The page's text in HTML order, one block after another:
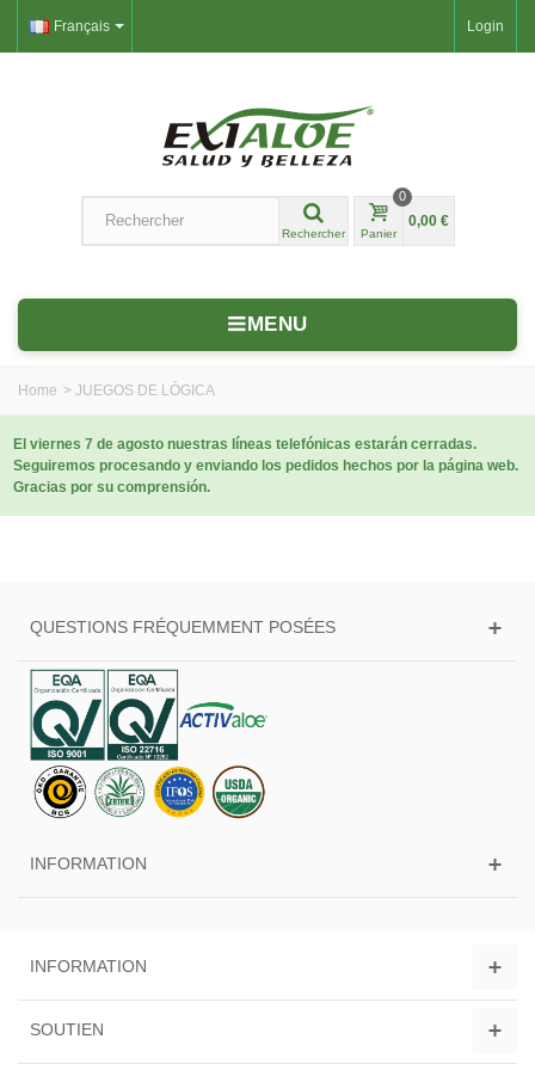
Login
Français
Rechercher Panier
0
0,00 €
MENU
Home > JUEGOS DE LÓGICA
El viernes 7 de agosto nuestras líneas telefónicas estarán cerradas.
Seguiremos procesando y enviando los pedidos hechos por la página web.
Gracias por su comprensión.
QUESTIONS FRÉQUEMMENT POSÉES
INFORMATION
INFORMATION
SOUTIEN